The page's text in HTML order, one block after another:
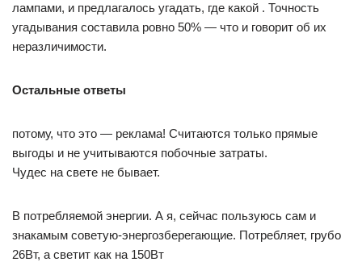
лампами, и предлагалось угадать, где какой . Точность
угадывания составила ровно 50% — что и говорит об их
неразличимости.
Остальные ответы
потому, что это — реклама! Считаются только прямые
выгоды и не учитываются побочные затраты.
Чудес на свете не бывает.
В потребляемой энергии. А я, сейчас пользуюсь сам и
знакамым советую-энергозберегающие. Потребляет, грубо
26Вт, а светит как на 150Вт